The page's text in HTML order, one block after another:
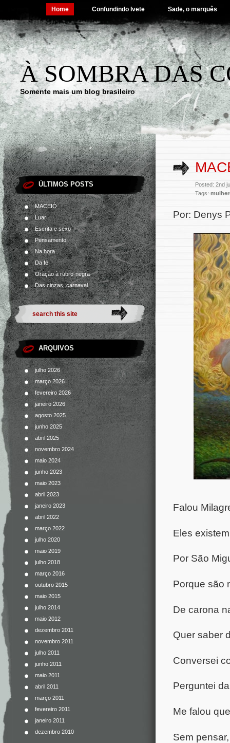
Home Confundindo Ivete Sade, o marquês
À SOMBRA DAS
Somente mais um blog brasileiro
ÚLTIMOS POSTS
MACEIÓ
Luar
Escrita e sexo
Pensamento
Na hora
Da fé
Oração à rubro-negra
Das cinzas, carnaval
ARQUIVOS
julho 2026
março 2026
fevereiro 2026
janeiro 2026
agosto 2025
junho 2025
abril 2025
novembro 2024
maio 2024
junho 2023
maio 2023
abril 2023
janeiro 2023
abril 2022
março 2022
julho 2020
maio 2019
julho 2018
março 2016
outubro 2015
maio 2015
julho 2014
maio 2012
dezembro 2011
novembro 2011
julho 2011
junho 2011
maio 2011
abril 2011
março 2011
fevereiro 2011
janeiro 2011
dezembro 2010
Posted: 2nd
Tags:
Por: Denys
Falou
Eles
Por São
Porque são
De carona
Quer saber
Conversei
Perguntei
Me falou
Sem